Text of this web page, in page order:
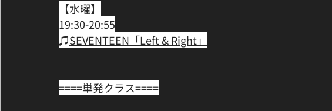
【水曜】﻿
19:30-20:55﻿
♫SEVENTEEN「Left & Right」﻿
====単発クラス====﻿